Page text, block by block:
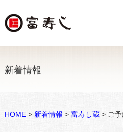
新着情報
HOME> 新着情報 > 富寿し蔵> ご予